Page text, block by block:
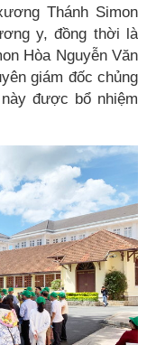
Thánh Simon
y, đồng thời là
Hòa Nguyễn Văn
giám đốc chủng
được bổ nhiệm